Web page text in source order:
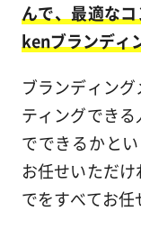
んで、最適な
kenブランディ
ブランディン
ティングでき
でできるかと
お任せいただ
でをすべてお任